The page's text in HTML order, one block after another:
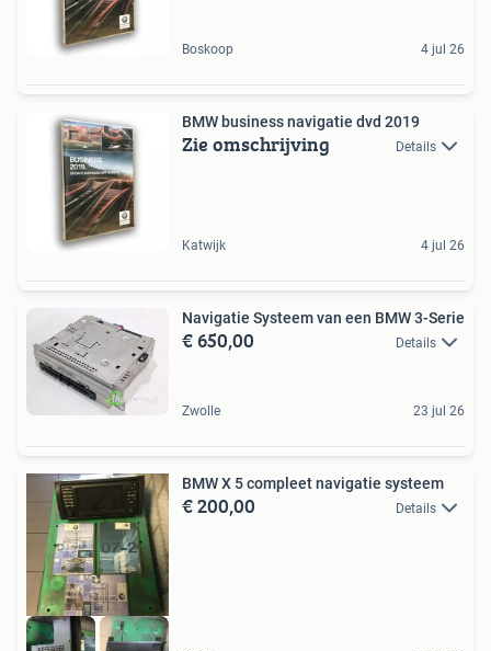
Boskoop 4 jul 26
BMW business navigatie dvd 2019
Zie omschrijving Details
Katwijk 4 jul 26
Navigatie Systeem van een BMW 3-Serie
€ 650,00 Details
Zwolle 23 jul 26
BMW X 5 compleet navigatie systeem
€ 200,00 Details